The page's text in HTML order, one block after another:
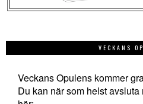
VECKANS
Veckans Opulens kommer
Du kan när som helst